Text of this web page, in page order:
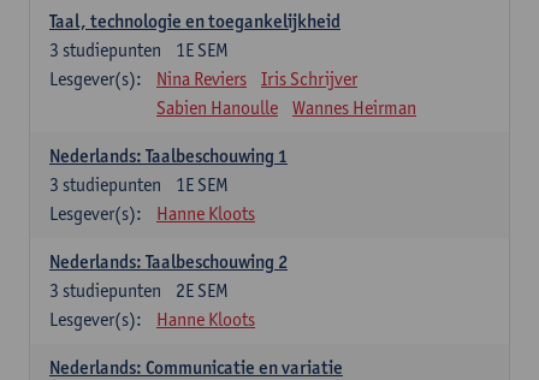
Taal, technologie en toegankelijkheid
1E SEM
3 studiepunten
Lesgever(s):
Nina Reviers
Iris Schrijver
Sabien Hanoulle
Wannes Heirman
Nederlands: Taalbeschouwing 1
1E SEM
3 studiepunten
Lesgever(s):
Hanne Kloots
Nederlands: Taalbeschouwing 2
2E SEM
3 studiepunten
Lesgever(s):
Hanne Kloots
Nederlands: Communicatie en variatie